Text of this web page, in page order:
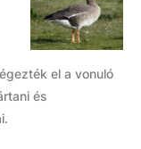
el a vonuló
és